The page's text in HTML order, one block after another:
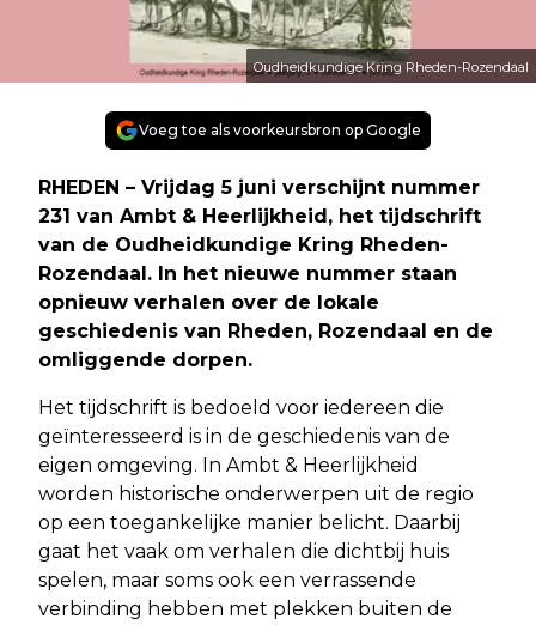
Oudheidkundige Kring Rheden-Rozendaal
Voeg toe als voorkeursbron op Google
RHEDEN – Vrijdag 5 juni verschijnt nummer
231 van Ambt & Heerlijkheid, het tijdschrift
van de Oudheidkundige Kring Rheden-
Rozendaal. In het nieuwe nummer staan
opnieuw verhalen over de lokale
geschiedenis van Rheden, Rozendaal en de
omliggende dorpen.
Het tijdschrift is bedoeld voor iedereen die
geïnteresseerd is in de geschiedenis van de
eigen omgeving. In Ambt & Heerlijkheid
worden historische onderwerpen uit de regio
op een toegankelijke manier belicht. Daarbij
gaat het vaak om verhalen die dichtbij huis
spelen, maar soms ook een verrassende
verbinding hebben met plekken buiten de